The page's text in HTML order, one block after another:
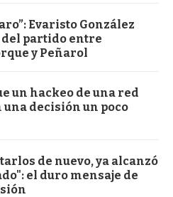
Evaristo González
partido entre
y Peñarol
un hackeo de una red
decisión un poco
de nuevo, ya alcanzó
el duro mensaje de